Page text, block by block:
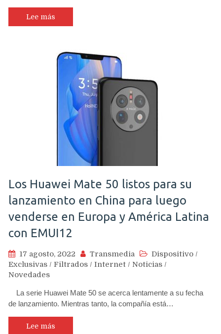
Lee más
Los Huawei Mate 50 listos para su
lanzamiento en China para luego
venderse en Europa y América Latina
con EMUI12
17 agosto, 2022 Transmedia Dispositivo /
Exclusivas / Filtrados / Internet / Noticias /
Novedades
La serie Huawei Mate 50 se acerca lentamente a su fecha
de lanzamiento. Mientras tanto, la compañía está…
Lee más